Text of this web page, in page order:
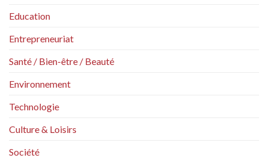
Education
Entrepreneuriat
Santé / Bien-être / Beauté
Environnement
Technologie
Culture & Loisirs
Société